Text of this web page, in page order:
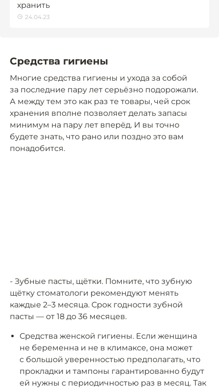
хранить
24.04.23
Средства гигиены
Многие средства гигиены и ухода за собой
за последние пару лет серьёзно подорожали.
А между тем это как раз те товары, чей срок
хранения вполне позволяет делать запасы
минимум на пару лет вперёд. И вы точно
будете знать, что рано или поздно это вам
понадобится.
- Зубные пасты, щётки. Помните, что зубную
щётку стоматологи рекомендуют менять
каждые 2–3 месяца. Срок годности зубной
пасты — от 18 до 36 месяцев.
Средства женской гигиены. Если женщина
не беременна и не в климаксе, она может
с большой уверенностью предполагать, что
прокладки и тампоны гарантированно будут
ей нужны с периодичностью раз в месяц. Так